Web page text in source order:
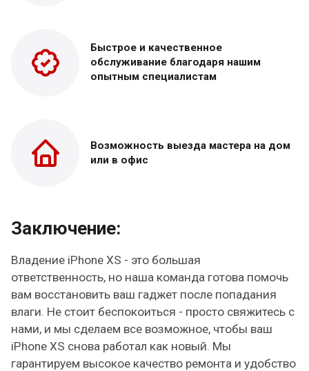
Быстрое и качественное
обслуживание благодаря нашим
опытным специалистам
Возможность выезда мастера на дом
или в офис
Заключение:
Владение iPhone XS - это большая
ответственность, но наша команда готова помочь
вам восстановить ваш гаджет после попадания
влаги. Не стоит беспокоиться - просто свяжитесь с
нами, и мы сделаем все возможное, чтобы ваш
iPhone XS снова работал как новый. Мы
гарантируем высокое качество ремонта и удобство